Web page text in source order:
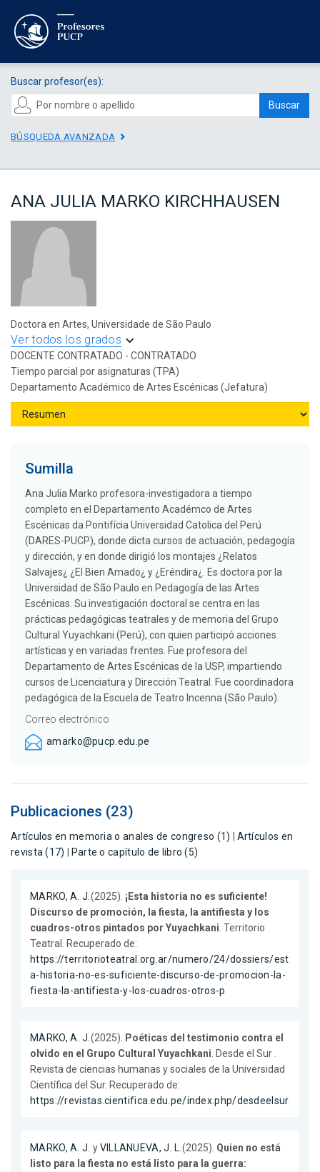
Buscar profesor(es):
Buscar
BÚSQUEDA AVANZADA
ANA JULIA MARKO KIRCHHAUSEN
Doctora en Artes, Universidade de São Paulo
Ver todos los grados
DOCENTE CONTRATADO - CONTRATADO
Tiempo parcial por asignaturas (TPA)
Departamento Académico de Artes Escénicas (Jefatura)
Sumilla
Ana Julia Marko profesora-investigadora a tiempo
completo en el Departamento Académco de Artes
Escénicas da Pontifícia Universidad Catolica del Perú
(DARES-PUCP), donde dicta cursos de actuación, pedagogía
y dirección, y en donde dirigió los montajes ¿Relatos
Salvajes¿ ¿El Bien Amado¿ y ¿Eréndira¿. Es doctora por la
Universidad de São Paulo en Pedagogía de las Artes
Escénicas. Su investigación doctoral se centra en las
prácticas pedagógicas teatrales y de memoria del Grupo
Cultural Yuyachkani (Perú), con quien participó acciones
artísticas y en variadas frentes. Fue profesora del
Departamento de Artes Escénicas de la USP, impartiendo
cursos de Licenciatura y Dirección Teatral. Fue coordinadora
pedagógica de la Escuela de Teatro Incenna (São Paulo).
Correo electrónico
amarko@pucp.edu.pe
Publicaciones (23)
Artículos en memoria o anales de congreso (1)
Artículos en
revista (17)
Parte o capítulo de libro (5)
MARKO, A. J. (2025). ¡Esta historia no es suficiente!
Discurso de promoción, la fiesta, la antifiesta y los
cuadros-otros pintados por Yuyachkani . Territorio
Teatral. Recuperado de:
https://territorioteatral.org.ar/numero/24/dossiers/est
a-historia-no-es-suficiente-discurso-de-promocion-la-
fiesta-la-antifiesta-y-los-cuadros-otros-p
MARKO, A. J. (2025).
Poéticas del testimonio contra el
olvido en el Grupo Cultural Yuyachkani . Desde el Sur .
Revista de ciencias humanas y sociales de la Universidad
Científica del Sur. Recuperado de:
https://revistas.cientifica.edu.pe/index.php/desdeelsur
MARKO, A. J. yVILLANUEVA, J. L. (2025). Quien no está
listo para la fiesta no está listo para la guerra: